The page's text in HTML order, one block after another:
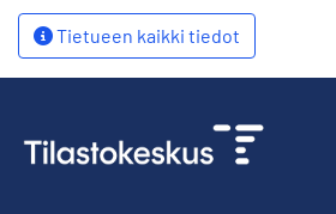
Tietueen kaikki tiedot